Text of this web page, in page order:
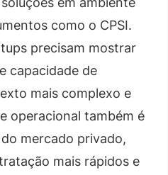
como o CPSI.
precisam mostrar
capacidade de
mais complexo e
operacional também é
mercado privado,
mais rápidos e